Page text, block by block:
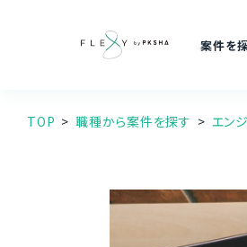
案件を
TOP 職種から案件を探す エン